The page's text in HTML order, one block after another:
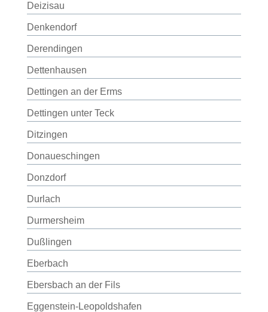
Deizisau
Denkendorf
Derendingen
Dettenhausen
Dettingen an der Erms
Dettingen unter Teck
Ditzingen
Donaueschingen
Donzdorf
Durlach
Durmersheim
Dußlingen
Eberbach
Ebersbach an der Fils
Eggenstein-Leopoldshafen